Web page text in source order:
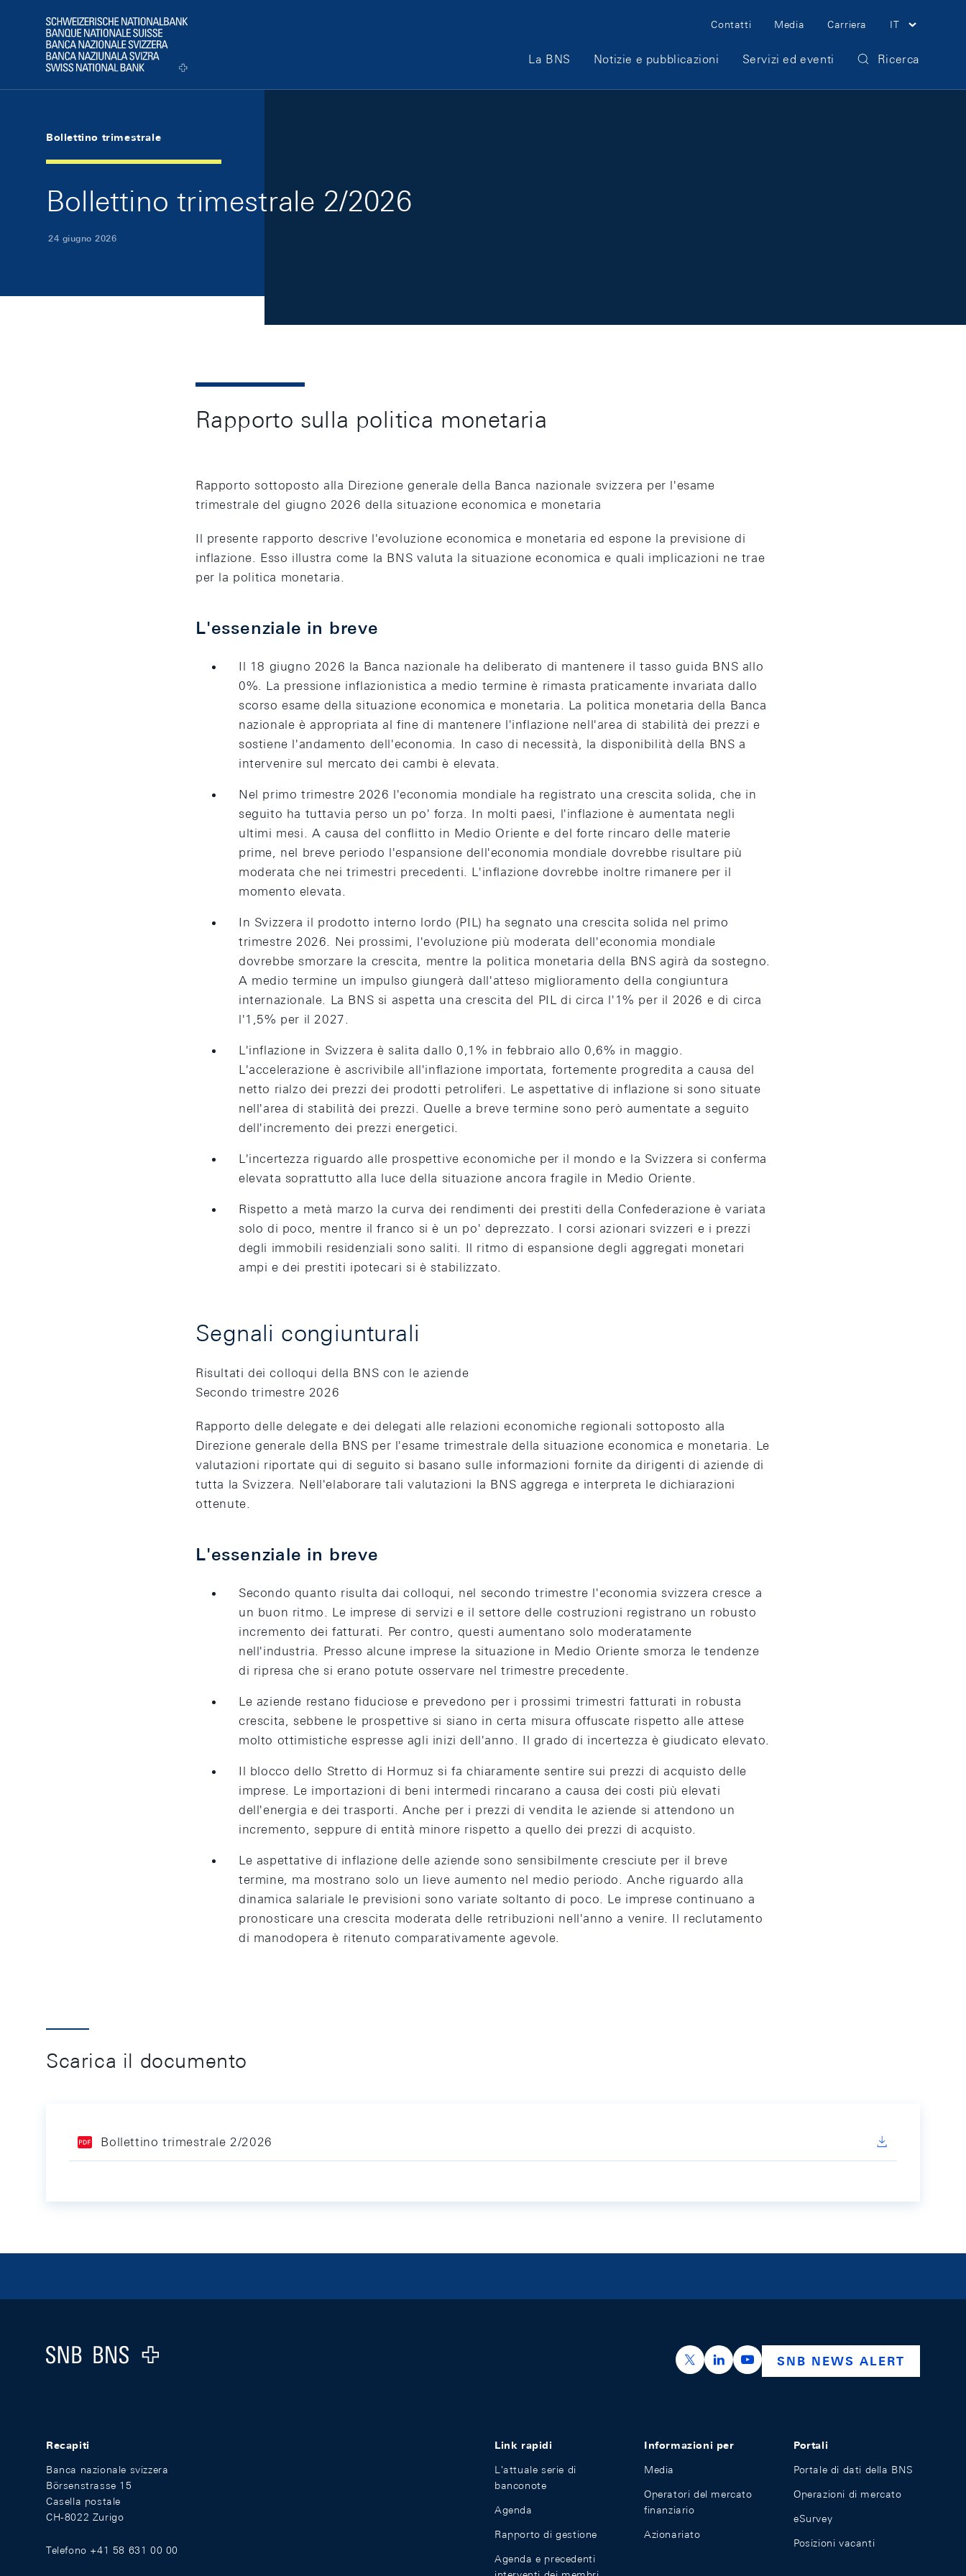
Logo
Meta Navigation
Contatti Media Carriera IT
Main Navigation
La BNS Notizie e pubblicazioni Servizi ed eventi Ricerca
Bollettino trimestrale
Bollettino trimestrale 2/2026
24 giugno 2026
Rapporto sulla politica monetaria
Rapporto sottoposto alla Direzione generale della Banca nazionale svizzera per l'esame
trimestrale del giugno 2026 della situazione economica e monetaria
Il presente rapporto descrive l'evoluzione economica e monetaria ed espone la previsione di
inflazione. Esso illustra come la BNS valuta la situazione economica e quali implicazioni ne trae
per la politica monetaria.
L'essenziale in breve
Il 18 giugno 2026 la Banca nazionale ha deliberato di mantenere il tasso guida BNS allo
0%. La pressione inflazionistica a medio termine è rimasta praticamente invariata dallo
scorso esame della situazione economica e monetaria. La politica monetaria della Banca
nazionale è appropriata al fine di mantenere l'inflazione nell'area di stabilità dei prezzi e
sostiene l'andamento dell'economia. In caso di necessità, la disponibilità della BNS a
intervenire sul mercato dei cambi è elevata.
Nel primo trimestre 2026 l'economia mondiale ha registrato una crescita solida, che in
seguito ha tuttavia perso un po' forza. In molti paesi, l'inflazione è aumentata negli
ultimi mesi. A causa del conflitto in Medio Oriente e del forte rincaro delle materie
prime, nel breve periodo l'espansione dell'economia mondiale dovrebbe risultare più
moderata che nei trimestri precedenti. L'inflazione dovrebbe inoltre rimanere per il
momento elevata.
In Svizzera il prodotto interno lordo (PIL) ha segnato una crescita solida nel primo
trimestre 2026. Nei prossimi, l'evoluzione più moderata dell'economia mondiale
dovrebbe smorzare la crescita, mentre la politica monetaria della BNS agirà da sostegno.
A medio termine un impulso giungerà dall'atteso miglioramento della congiuntura
internazionale. La BNS si aspetta una crescita del PIL di circa l'1% per il 2026 e di circa
l'1,5% per il 2027.
L'inflazione in Svizzera è salita dallo 0,1% in febbraio allo 0,6% in maggio.
L'accelerazione è ascrivibile all'inflazione importata, fortemente progredita a causa del
netto rialzo dei prezzi dei prodotti petroliferi. Le aspettative di inflazione si sono situate
nell'area di stabilità dei prezzi. Quelle a breve termine sono però aumentate a seguito
dell'incremento dei prezzi energetici.
L'incertezza riguardo alle prospettive economiche per il mondo e la Svizzera si conferma
elevata soprattutto alla luce della situazione ancora fragile in Medio Oriente.
Rispetto a metà marzo la curva dei rendimenti dei prestiti della Confederazione è variata
solo di poco, mentre il franco si è un po' deprezzato. I corsi azionari svizzeri e i prezzi
degli immobili residenziali sono saliti. Il ritmo di espansione degli aggregati monetari
ampi e dei prestiti ipotecari si è stabilizzato.
Segnali congiunturali
Risultati dei colloqui della BNS con le aziende
Secondo trimestre 2026
Rapporto delle delegate e dei delegati alle relazioni economiche regionali sottoposto alla
Direzione generale della BNS per l'esame trimestrale della situazione economica e monetaria. Le
valutazioni riportate qui di seguito si basano sulle informazioni fornite da dirigenti di aziende di
tutta la Svizzera. Nell'elaborare tali valutazioni la BNS aggrega e interpreta le dichiarazioni
ottenute.
L'essenziale in breve
Secondo quanto risulta dai colloqui, nel secondo trimestre l'economia svizzera cresce a
un buon ritmo. Le imprese di servizi e il settore delle costruzioni registrano un robusto
incremento dei fatturati. Per contro, questi aumentano solo moderatamente
nell'industria. Presso alcune imprese la situazione in Medio Oriente smorza le tendenze
di ripresa che si erano potute osservare nel trimestre precedente.
Le aziende restano fiduciose e prevedono per i prossimi trimestri fatturati in robusta
crescita, sebbene le prospettive si siano in certa misura offuscate rispetto alle attese
molto ottimistiche espresse agli inizi dell'anno. Il grado di incertezza è giudicato elevato.
Il blocco dello Stretto di Hormuz si fa chiaramente sentire sui prezzi di acquisto delle
imprese. Le importazioni di beni intermedi rincarano a causa dei costi più elevati
dell'energia e dei trasporti. Anche per i prezzi di vendita le aziende si attendono un
incremento, seppure di entità minore rispetto a quello dei prezzi di acquisto.
Le aspettative di inflazione delle aziende sono sensibilmente cresciute per il breve
termine, ma mostrano solo un lieve aumento nel medio periodo. Anche riguardo alla
dinamica salariale le previsioni sono variate soltanto di poco. Le imprese continuano a
pronosticare una crescita moderata delle retribuzioni nell'anno a venire. Il reclutamento
di manodopera è ritenuto comparativamente agevole.
Scarica il documento
Bollettino trimestrale 2/2026
Logo
https://x.com/snb_bns
https://ch.linkedin.com/company/swiss-
https://www.youtube.com/
SNB NEWS ALERT
Recapiti
Banca nazionale svizzera
Börsenstrasse 15
Casella postale
CH-8022 Zurigo
Telefono +41 58 631 00 00
Link rapidi
L'attuale serie di
banconote
Agenda
Rapporto di gestione
Agenda e precedenti
Informazioni per
Media
Operatori del mercato
finanziario
Azionariato
Portali
Portale di dati della BNS
Operazioni di mercato
eSurvey
Posizioni vacanti